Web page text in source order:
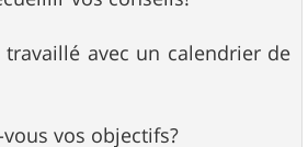
travaillé avec un calendrier de
vos objectifs?